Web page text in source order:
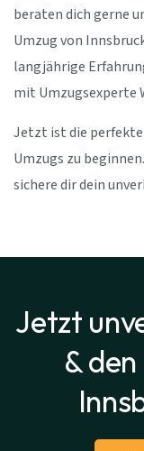
beraten dich gerne
Umzug von
langjährige
mit Umzugsexperte
Jetzt ist die
Umzugs zu beginnen.
sichere dir dein
Jetzt
& den